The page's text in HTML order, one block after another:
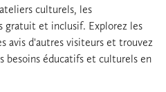
culturels, les
gratuit et inclusif. Explorez les
avis d'autres visiteurs et trouvez
besoins éducatifs et culturels en